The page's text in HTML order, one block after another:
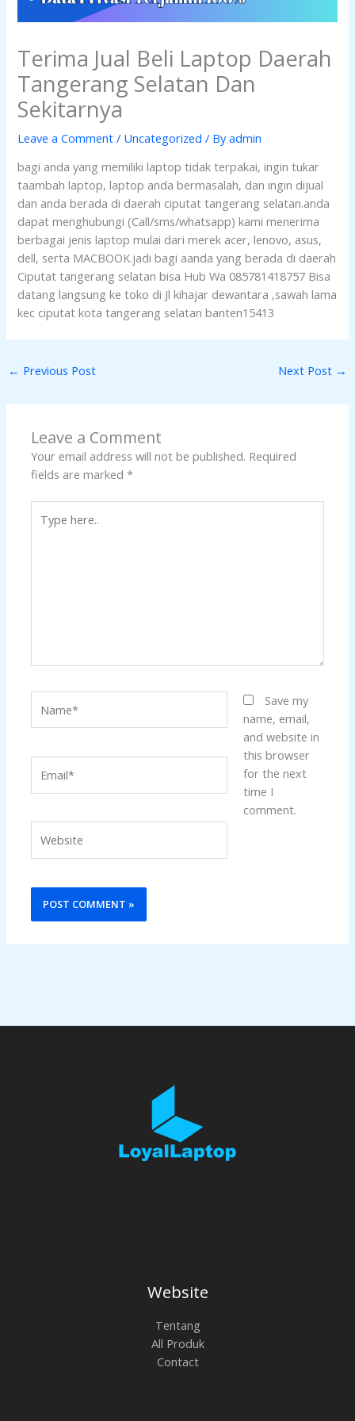
Terima Jual Beli Laptop Daerah
Tangerang Selatan Dan
Sekitarnya
Leave a Comment / Uncategorized / Byadmin
bagi anda yang memiliki laptop tidak terpakai, ingin tukar
taambah laptop, laptop anda bermasalah, dan ingin dijual
dan anda berada di daerah ciputat tangerang selatan.anda
dapat menghubungi (Call/sms/whatsapp) kami menerima
berbagai jenis laptop mulai dari merek acer, lenovo, asus,
dell, serta MACBOOK.jadi bagi aanda yang berada di daerah
Ciputat tangerang selatan bisa Hub Wa 085781418757 Bisa
datang langsung ke toko di Jl kihajar dewantara ,sawah lama
kec ciputat kota tangerang selatan banten15413
← Previous Post Next Post →
Leave a Comment
Your email address will not be published. Required
fields are marked*
here..
Save my
name, email,
and website in
this browser
for the next
time I
comment.
Website
Tentang
All Produk
Contact